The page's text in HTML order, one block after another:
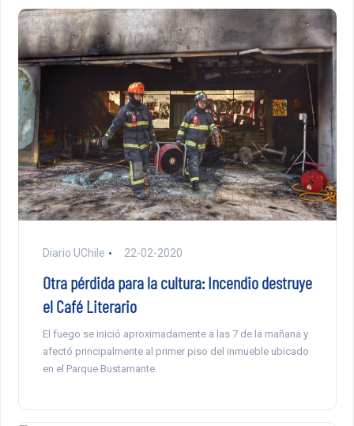
Diario UChile 22-02-2020
Otra pérdida para la cultura: Incendio destruye
el Café Literario
El fuego se inició aproximadamente a las 7 de la mañana y
afectó principalmente al primer piso del inmueble ubicado
en el Parque Bustamante.